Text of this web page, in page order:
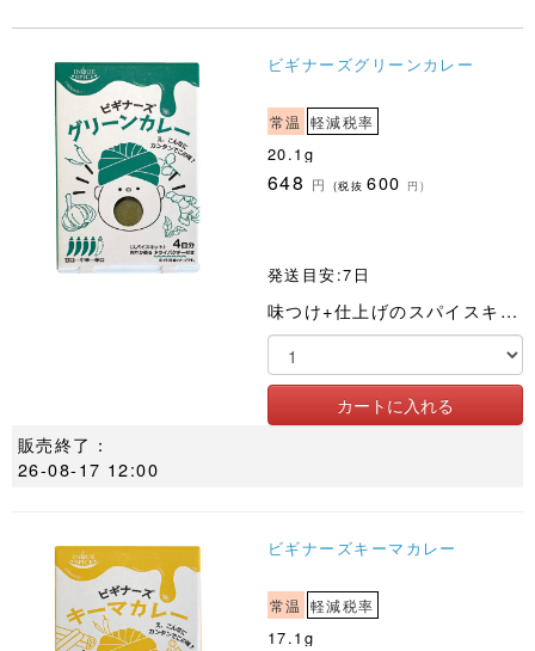
ビギナーズグリーンカレー
常温 軽減税率
20.1g
648 円 (税抜600 円)
発送目安:7日
味つけ+仕上げのスパイスキット。仕上げのドライパクチーで本格度UP!
販売終了：
26-08-17 12:00
ビギナーズキーマカレー
常温 軽減税率
17.1g